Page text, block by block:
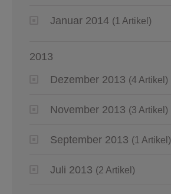
Januar 2014 (1 Artikel)
2013
Dezember 2013 (4 Artikel)
November 2013 (3 Artikel)
September 2013 (1 Artikel)
Juli 2013 (2 Artikel)